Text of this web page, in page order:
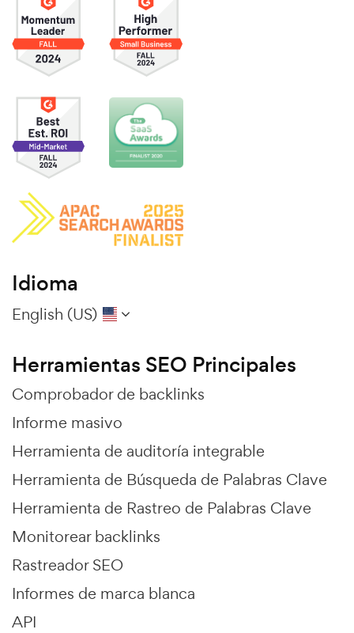
Idioma
English (US)
Herramientas SEO Principales
Comprobador de backlinks
Informe masivo
Herramienta de auditoría integrable
Herramienta de Búsqueda de Palabras Clave
Herramienta de Rastreo de Palabras Clave
Monitorear backlinks
Rastreador SEO
Informes de marca blanca
API